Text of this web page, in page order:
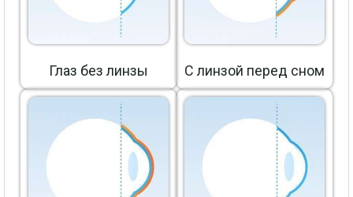
Глаз без линзы С линзой перед сном